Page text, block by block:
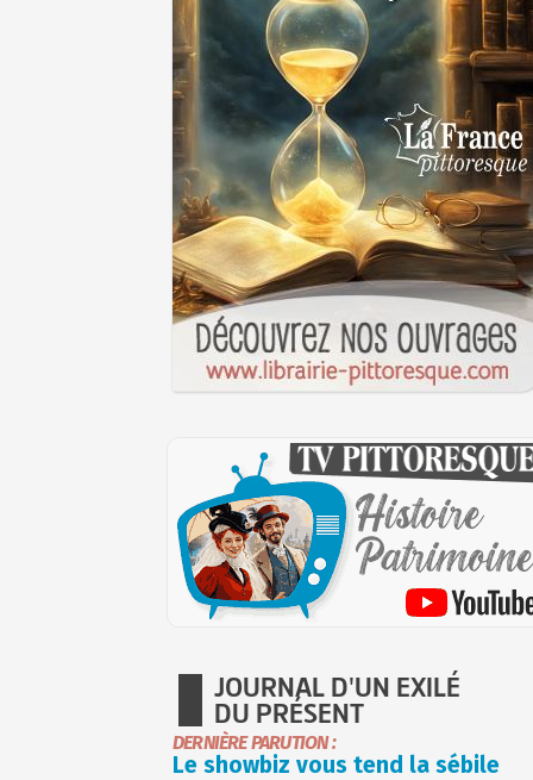
JOURNAL D'UN EXILÉ
DU PRÉSENT
DERNIÈRE PARUTION :
Le showbiz vous tend la sébile